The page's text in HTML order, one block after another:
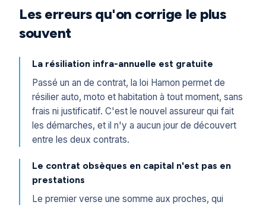
Les erreurs qu'on corrige le plus
souvent
La résiliation infra-annuelle est gratuite
Passé un an de contrat, la loi Hamon permet de
résilier auto, moto et habitation à tout moment, sans
frais ni justificatif. C'est le nouvel assureur qui fait
les démarches, et il n'y a aucun jour de découvert
entre les deux contrats.
Le contrat obsèques en capital n'est pas en
prestations
Le premier verse une somme aux proches, qui